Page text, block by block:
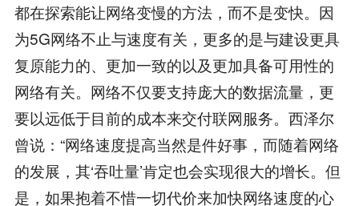
都在探索能让网络变慢的方法，而不是变快。因
为5G网络不止与速度有关，更多的是与建设更具
复原能力的、更加一致的以及更加具备可用性的
网络有关。网络不仅要支持庞大的数据流量，更
要以远低于目前的成本来交付联网服务。西泽尔
曾说：“网络速度提高当然是件好事，而随着网络
的发展，其‘吞吐量’肯定也会实现很大的增长。但
是，如果抱着不惜一切代价来加快网络速度的心